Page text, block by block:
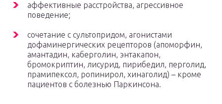
аффективные расстройства, агрессивное
поведение;
сочетание с сультопридом, агонистами
дофаминергических рецепторов (апоморфин,
амантадин, каберголин, энтакапон,
бромокриптин, лисурид, пирибедил, перголид,
прамипексол, ропинирол, хинаголид) – кроме
пациентов с болезнью Паркинсона.